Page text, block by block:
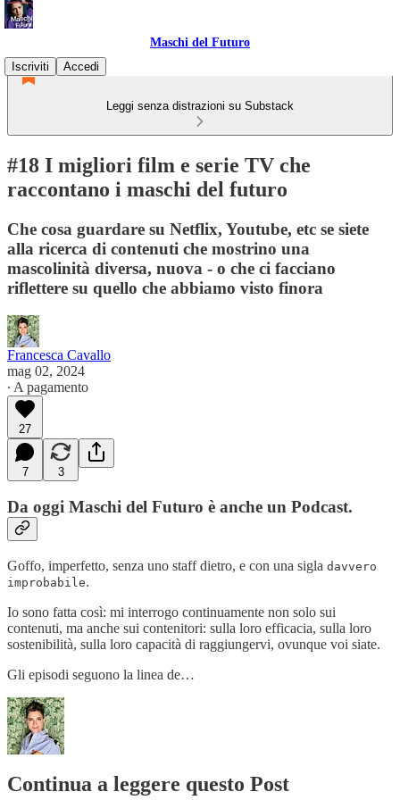
Maschi del Futuro
Iscriviti
Accedi
Leggi senza distrazioni su Substack
#18 I migliori film e serie TV che
raccontano i maschi del futuro
Che cosa guardare su Netflix, Youtube, etc se siete
alla ricerca di contenuti che mostrino una
mascolinità diversa, nuova - o che ci facciano
riflettere su quello che abbiamo visto finora
Francesca Cavallo
mag 02, 2024
∙ A pagamento
27
7 3
Da oggi Maschi del Futuro è anche un Podcast.
Goffo, imperfetto, senza uno staff dietro, e con una sigla davvero
improbabile.
Io sono fatta così: mi interrogo continuamente non solo sui
contenuti, ma anche sui contenitori: sulla loro efficacia, sulla loro
sostenibilità, sulla loro capacità di raggiungervi, ovunque voi siate.
Gli episodi seguono la linea de…
Continua a leggere questo Post